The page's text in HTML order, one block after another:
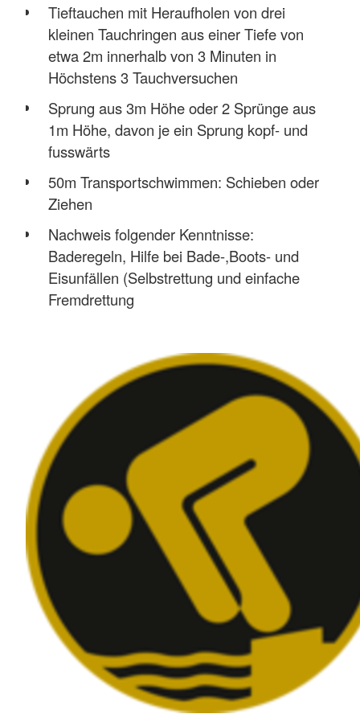
Tieftauchen mit Heraufholen von drei
kleinen Tauchringen aus einer Tiefe von
etwa 2m innerhalb von 3 Minuten in
Höchstens 3 Tauchversuchen
Sprung aus 3m Höhe oder 2 Sprünge aus
1m Höhe, davon je ein Sprung kopf- und
fusswärts
50m Transportschwimmen: Schieben oder
Ziehen
Nachweis folgender Kenntnisse:
Baderegeln, Hilfe bei Bade-,Boots- und
Eisunfällen (Selbstrettung und einfache
Fremdrettung